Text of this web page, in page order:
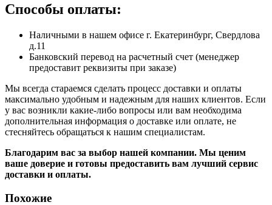
Способы оплаты:
Наличными в нашем офисе г. Екатеринбург, Свердлова
д.11
Банковский перевод на расчетный счет (менеджер
предоставит реквизиты при заказе)
Мы всегда стараемся сделать процесс доставки и оплаты
максимально удобным и надежным для наших клиентов. Если
у вас возникли какие-либо вопросы или вам необходима
дополнительная информация о доставке или оплате, не
стесняйтесь обращаться к нашим специалистам.
Благодарим вас за выбор нашей компании. Мы ценим
ваше доверие и готовы предоставить вам лучший сервис
доставки и оплаты.
Похожие